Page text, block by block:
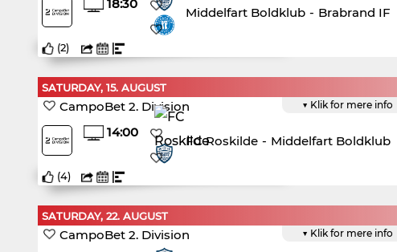
18:30
Middelfart Boldklub - Brabrand IF
(2)
SATURDAY, 15. AUGUST
▼ Klik for mere info
CampoBet 2. Division
14:00
FC Roskilde - Middelfart Boldklub
(4)
SATURDAY, 22. AUGUST
▼ Klik for mere info
CampoBet 2. Division